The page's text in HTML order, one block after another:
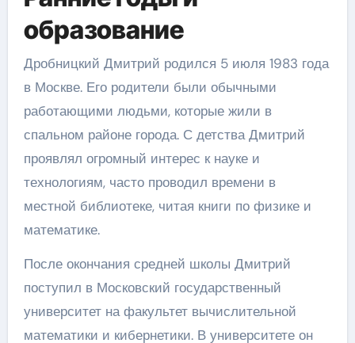
образование
Дробницкий Дмитрий родился 5 июля 1983 года
в Москве. Его родители были обычными
работающими людьми, которые жили в
спальном районе города. С детства Дмитрий
проявлял огромный интерес к науке и
технологиям, часто проводил времени в
местной библиотеке, читая книги по физике и
математике.
После окончания средней школы Дмитрий
поступил в Московский государственный
университет на факультет вычислительной
математики и кибернетики. В университете он